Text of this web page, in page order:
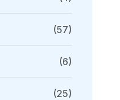
(57)
(6)
(25)